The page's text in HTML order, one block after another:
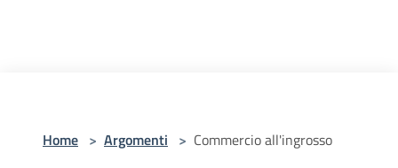
Home > Argomenti > Commercio all'ingrosso